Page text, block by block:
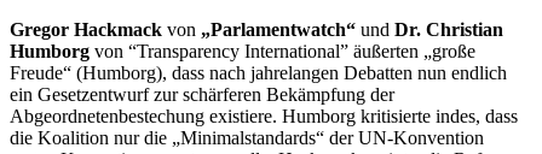
Gregor Hackmack von „Parlamentwatch“ und Dr. Christian
Humborg von “Transparency International” äußerten „große
Freude“ (Humborg), dass nach jahrelangen Debatten nun endlich
ein Gesetzentwurf zur schärferen Bekämpfung der
Abgeordnetenbestechung existiere. Humborg kritisierte indes, dass
die Koalition nur die „Minimalstandards“ der UN-Konvention